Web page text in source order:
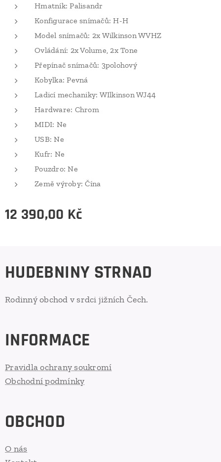
Hmatník: Palisandr
Konfigurace snímačů: H-H
Model snímačů: 2x Wilkinson WVHZ
Ovládání: 2x Volume, 2x Tone
Přepínač snímačů: 3polohový
Kobylka: Pevná
Ladicí mechaniky: WIlkinson WJ44
Hardware: Chrom
MIDI: Ne
USB: Ne
Kufr: Ne
Pouzdro: Ne
Země výroby: Čína
12 390,00 Kč
HUDEBNINY STRNAD
Rodinný obchod v srdci jižních Čech.
INFORMACE
Pravidla ochrany soukromí
Obchodní podmínky
OBCHOD
O nás